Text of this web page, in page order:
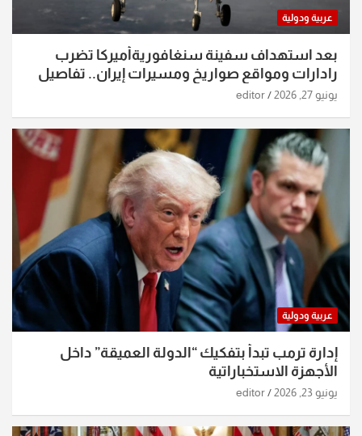
عربية ودولية
بعد استهداف سفينة سنغافوريةأميركا تضرب
رادارات ومواقع صواريخ ومسيرات إيران.. تفاصيل
الساعات الماضية
يونيو 27, 2026 editor
عربية ودولية
إدارة ترمب تبدأ بتفكيك “الدولة العميقة” داخل
الأجهزة الاستخباراتية
يونيو 23, 2026 editor